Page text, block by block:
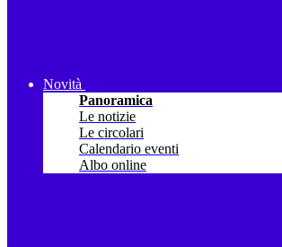
Novità
Panoramica
Le notizie
Le circolari
Calendario eventi
Albo online